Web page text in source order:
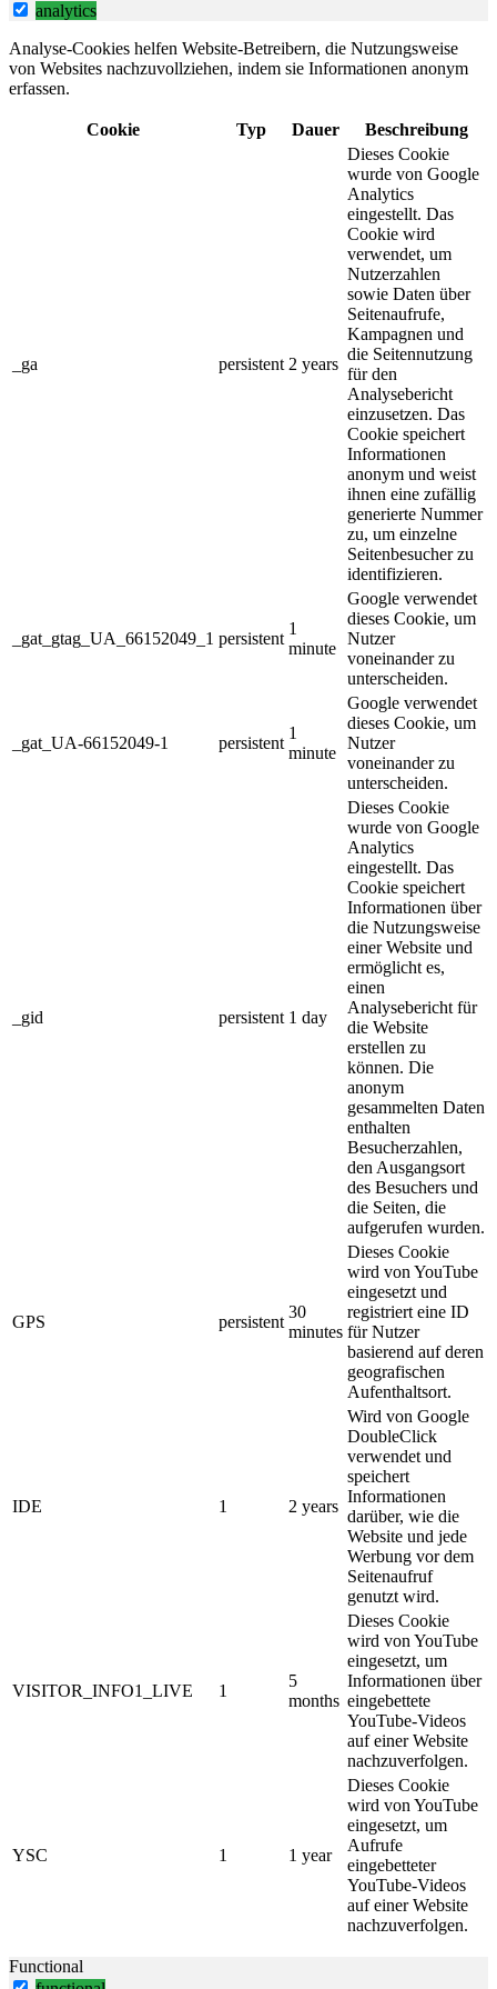
analytics
Analyse-Cookies helfen Website-Betreibern, die Nutzungsweise
von Websites nachzuvollziehen, indem sie Informationen anonym
erfassen.
Cookie Typ Dauer Beschreibung
_ga persistent 2 years
Dieses Cookie
wurde von Google
Analytics
eingestellt. Das
Cookie wird
verwendet, um
Nutzerzahlen
sowie Daten über
Seitenaufrufe,
Kampagnen und
die Seitennutzung
für den
Analysebericht
einzusetzen. Das
Cookie speichert
Informationen
anonym und weist
ihnen eine zufällig
generierte Nummer
zu, um einzelne
Seitenbesucher zu
identifizieren.
_gat_gtag_UA_66152049_1 persistent
1
minute
Google verwendet
dieses Cookie, um
Nutzer
voneinander zu
unterscheiden.
_gat_UA-66152049-1 persistent
1
minute
Google verwendet
dieses Cookie, um
Nutzer
voneinander zu
unterscheiden.
_gid persistent 1 day
Dieses Cookie
wurde von Google
Analytics
eingestellt. Das
Cookie speichert
Informationen über
die Nutzungsweise
einer Website und
ermöglicht es,
einen
Analysebericht für
die Website
erstellen zu
können. Die
anonym
gesammelten Daten
enthalten
Besucherzahlen,
den Ausgangsort
des Besuchers und
die Seiten, die
aufgerufen wurden.
GPS persistent
30
minutes
Dieses Cookie
wird von YouTube
eingesetzt und
registriert eine ID
für Nutzer
basierend auf deren
geografischen
Aufenthaltsort.
IDE 1 2 years
Wird von Google
DoubleClick
verwendet und
speichert
Informationen
darüber, wie die
Website und jede
Werbung vor dem
Seitenaufruf
genutzt wird.
VISITOR_INFO1_LIVE 1
5
months
Dieses Cookie
wird von YouTube
eingesetzt, um
Informationen über
eingebettete
YouTube-Videos
auf einer Website
nachzuverfolgen.
YSC 1 1 year
Dieses Cookie
wird von YouTube
eingesetzt, um
Aufrufe
eingebetteter
YouTube-Videos
auf einer Website
nachzuverfolgen.
Functional